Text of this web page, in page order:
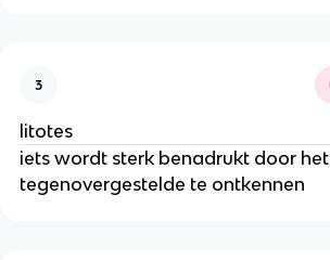
3
litotes
iets wordt sterk benadrukt door het
tegenovergestelde te ontkennen